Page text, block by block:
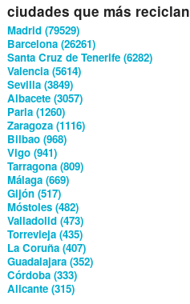
ciudades que más reciclan
Madrid (79529)
Barcelona (26261)
Santa Cruz de Tenerife (6282)
Valencia (5614)
Sevilla (3849)
Albacete (3057)
Parla (1260)
Zaragoza (1116)
Bilbao (968)
Vigo (941)
Tarragona (809)
Málaga (669)
Gijón (517)
Móstoles (482)
Valladolid (473)
Torrevieja (435)
La Coruña (407)
Guadalajara (352)
Córdoba (333)
Alicante (315)